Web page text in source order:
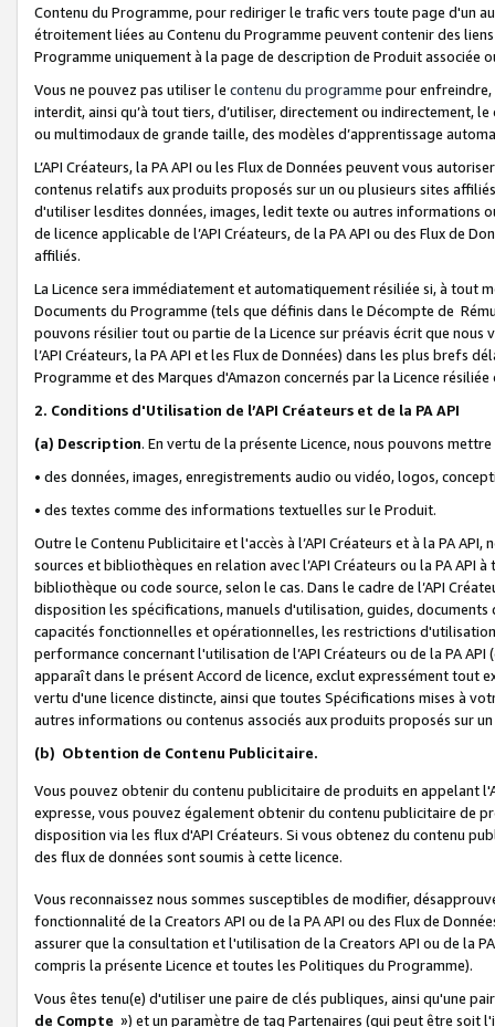
Contenu du Programme, pour rediriger le trafic vers toute page d'un
étroitement liées au Contenu du Programme peuvent contenir des
Programme uniquement à la page de description de Produit associée
Vous ne pouvez pas utiliser le contenu du programme pour
interdit, ainsi qu’à tout tiers, d’utiliser, directement ou indirectement,
ou multimodaux de grande taille, des modèles d’apprentissage
L’API Créateurs, la PA API ou les Flux de Données peuvent vous
contenus relatifs aux produits proposés sur un ou plusieurs sites
d'utiliser lesdites données, images, ledit texte ou autres informations
de licence applicable de l’API Créateurs, de la PA API ou des Flux de
affiliés.
La Licence sera immédiatement et automatiquement résiliée si, à
Documents du Programme (tels que définis dans le Décompte de
pouvons résilier tout ou partie de la Licence sur préavis écrit que
l’API Créateurs, la PA API et les Flux de Données) dans les plus
Programme et des Marques d'Amazon concernés par la Licence
2. Conditions d'Utilisation de l’API Créateurs et de la PA API
(a) Description. En vertu de la présente Licence, nous pouvons
• des données, images, enregistrements audio ou vidéo, logos,
• des textes comme des informations textuelles sur le Produit.
Outre le Contenu Publicitaire et l'accès à l’API Créateurs et à la PA
sources et bibliothèques en relation avec l’API Créateurs ou la PA
bibliothèque ou code source, selon le cas. Dans le cadre de l’API
disposition les spécifications, manuels d'utilisation, guides,
capacités fonctionnelles et opérationnelles, les restrictions
performance concernant l'utilisation de l’API Créateurs ou de la PA
apparaît dans le présent Accord de licence, exclut expressément tout
vertu d'une licence distincte, ainsi que toutes Spécifications mises à
autres informations ou contenus associés aux produits proposés sur
(b) Obtention de Contenu Publicitaire.
Vous pouvez obtenir du contenu publicitaire de produits en appelant
expresse, vous pouvez également obtenir du contenu publicitaire de
disposition via les flux d'API Créateurs. Si vous obtenez du contenu
des flux de données sont soumis à cette licence.
Vous reconnaissez nous sommes susceptibles de modifier,
fonctionnalité de la Creators API ou de la PA API ou des Flux de
assurer que la consultation et l'utilisation de la Creators API ou de la
compris la présente Licence et toutes les Politiques du Programme).
Vous êtes tenu(e) d'utiliser une paire de clés publiques, ainsi qu'une
de Compte ») et un paramètre de tag Partenaires (qui peut être soit